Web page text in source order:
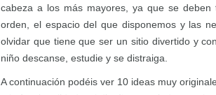
cabeza a los más mayores, ya que se
orden, el espacio del que disponemos y las
olvidar que tiene que ser un sitio divertido y
niño descanse, estudie y se distraiga.
A continuación podéis ver 10 ideas muy